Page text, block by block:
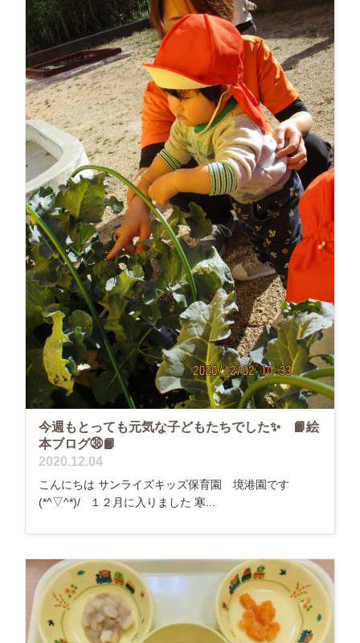
今週もとっても元気な子どもたちでした✨ 📙絵
本ブログ㊳📙
2020.12.04
こんにちは サンライズキッズ保育園 境港園です
(*^▽^*)/ １２月に入りました 寒...